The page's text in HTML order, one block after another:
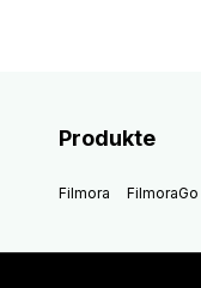
Produkte
Filmora FilmoraGo